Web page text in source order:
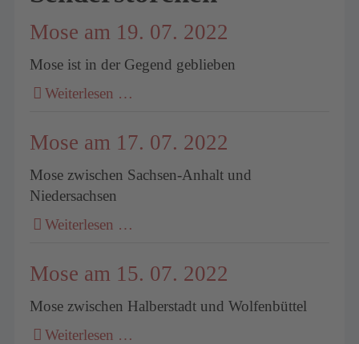
Mose am 19. 07. 2022
Mose ist in der Gegend geblieben
Weiterlesen …
Mose am 17. 07. 2022
Mose zwischen Sachsen-Anhalt und
Niedersachsen
Weiterlesen …
Mose am 15. 07. 2022
Mose zwischen Halberstadt und Wolfenbüttel
Weiterlesen …